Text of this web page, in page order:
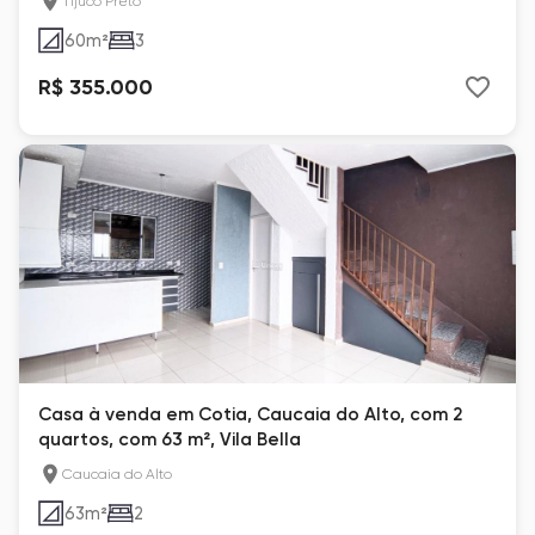
60m² 3
R$ 355.000
Casa à venda em Cotia, Caucaia do Alto, com 2
quartos, com 63 m², Vila Bella
Caucaia do Alto
63m² 2